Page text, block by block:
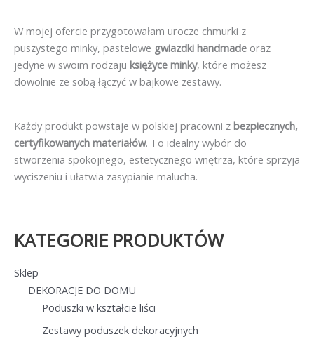
KATEGORIE PRODUKTÓW
Sklep
DEKORACJE DO DOMU
Poduszki w kształcie liści
Zestawy poduszek dekoracyjnych
W mojej ofercie przygotowałam urocze chmurki z
puszystego minky, pastelowe gwiazdki handmade oraz
jedyne w swoim rodzaju księżyce minky, które możesz
dowolnie ze sobą łączyć w bajkowe zestawy.
Każdy produkt powstaje w polskiej pracowni z bezpiecznych,
certyfikowanych materiałów. To idealny wybór do
stworzenia spokojnego, estetycznego wnętrza, które sprzyja
wyciszeniu i ułatwia zasypianie malucha.